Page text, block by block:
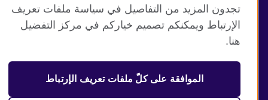
الخصوصية وشروط الاستخدام
ملفات تعريف الإرتباط
خارطة الموقع
منظمة المملكة المتحدة الدولية للعلاقات الثقافية والفرص
تجدون المزيد من التفاصيل في سياسة ملفات تعريف
الإرتباط ويمكنكم تصميم خياركم في مركز التفضيل
هنا.
الموافقة على كلّ ملفات تعريف الإرتباط